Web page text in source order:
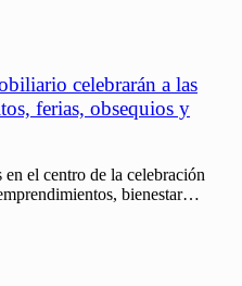
celebrarán a las
ferias, obsequios y
el centro de la celebración
bienestar…